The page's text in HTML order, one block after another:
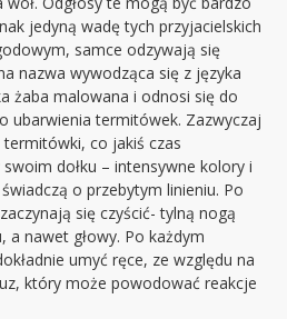
jedyną wadę tych przyjacielskich
samce odzywają się
nazwa wywodząca się z języka
żaba malowana i odnosi się do
ubarwienia termitówek. Zazwyczaj
co jakiś czas
dołku – intensywne kolory i
o przebytym linieniu. Po
się czyścić- tylną nogą
a nawet głowy. Po każdym
umyć ręce, ze względu na
który może powodować reakcje